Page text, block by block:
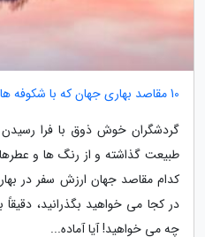
10 مقاصد بهاری جهان که با شکوفه ها شما را مسحور می نمایند
گردشگران خوش ذوق با فرا رسیدن
طبیعت گذاشته و از رنگ ها و
کدام مقاصد جهان ارزش سفر در بهار
در کجا می خواهید بگذرانید،
چه می خواهید! آیا آماده...